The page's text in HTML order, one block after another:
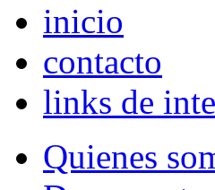
inicio
contacto
links de
Quienes